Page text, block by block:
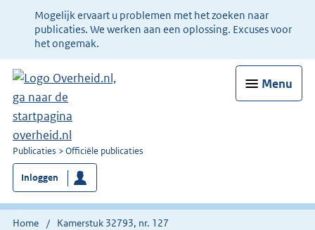
Ter
informatie:
Mogelijk ervaart u problemen met het zoeken naar
publicaties. We werken aan een oplossing. Excuses voor
het ongemak.
Menu
U
bent
nu
hier:
Publicaties Officiële publicaties
Inloggen
Home Kamerstuk 32793, nr. 127